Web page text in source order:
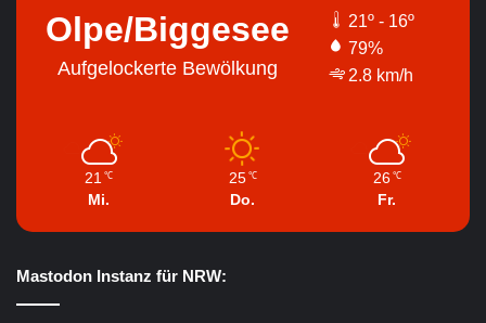
Olpe/Biggesee
Aufgelockerte Bewölkung
21º - 16º
79%
2.8 km/h
21 ℃
Mi.
25 ℃
Do.
26 ℃
Fr.
Mastodon Instanz für NRW: